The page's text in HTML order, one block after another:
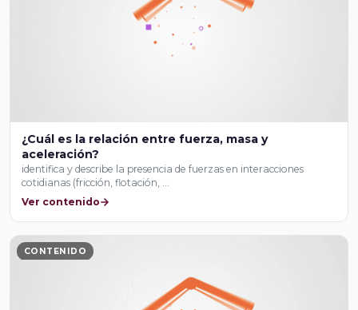
¿Cuál es la relación entre fuerza, masa y
aceleración?
identifica y describe la presencia de fuerzas en interacciones
cotidianas (fricción, flotación, …
Ver contenido
CONTENIDO